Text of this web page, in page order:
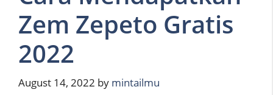
Zem Zepeto Gratis
2022
August 14, 2022 by mintailmu